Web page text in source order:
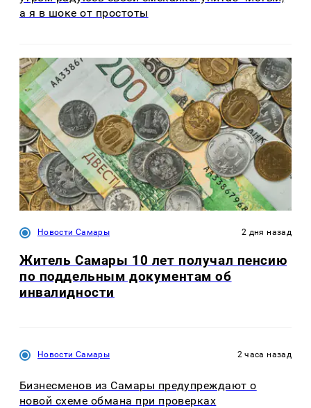
а я в шоке от простоты
Новости Самары 2 дня назад
Житель Самары 10 лет получал пенсию
по поддельным документам об
инвалидности
Новости Самары 2 часа назад
Бизнесменов из Самары предупреждают о
новой схеме обмана при проверках